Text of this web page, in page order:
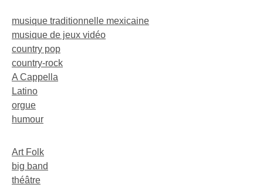
musique traditionnelle mexicaine
musique de jeux vidéo
country pop
country-rock
A Cappella
Latino
orgue
humour
Art Folk
big band
théâtre